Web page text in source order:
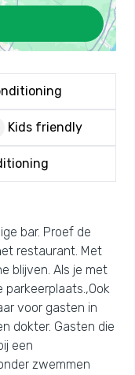
Kids friendly
bar. Proef de
restaurant. Met
blijven. Als je met
voor gasten in
dokter. Gasten die
een
zwemmen